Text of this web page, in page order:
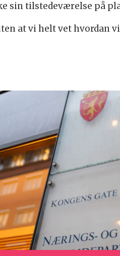
sin tilstedeværelse på
at vi helt vet hvordan